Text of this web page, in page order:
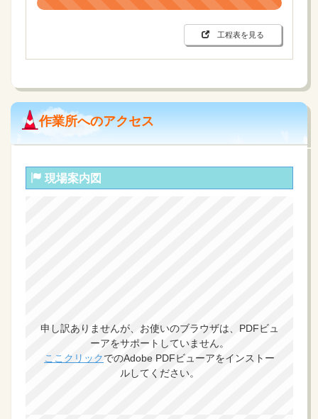
工程表を見る
作業所へのアクセス
現場案内図
申し訳ありませんが、お使いのブラウザは、PDFビュ
ーアをサポートしていません。
ここクリックでのAdobe PDFビューアをインストー
ルしてください。